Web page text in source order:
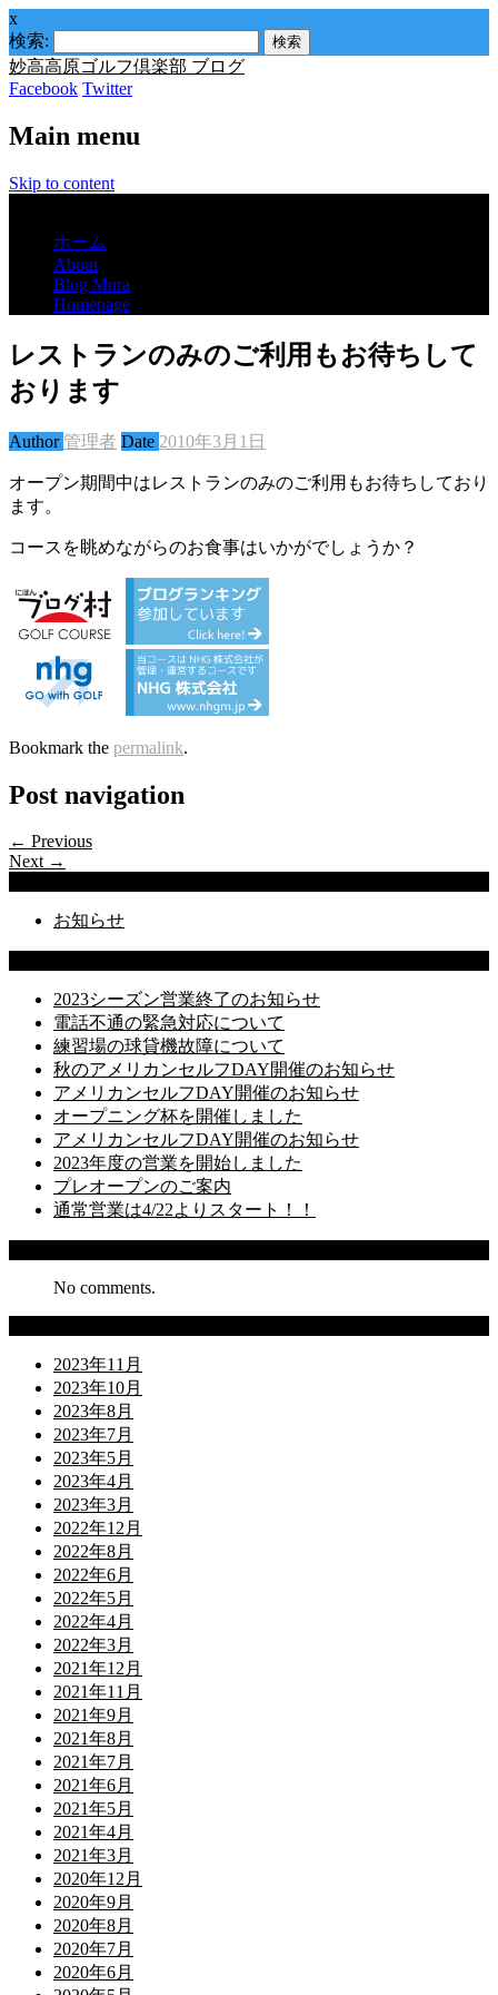
x
検索:
妙高高原ゴルフ倶楽部 ブログ
Facebook Twitter
Main menu
Skip to content
ホーム
About
Blog Mura
Homepage
レストランのみのご利用もお待ちして
おります
Author 管理者 Date 2010年3月1日
オープン期間中はレストランのみのご利用もお待ちしており
ます。
コースを眺めながらのお食事はいかがでしょうか？
Bookmark the permalink.
Post navigation
← Previous
Next →
お知らせ
2023シーズン営業終了のお知らせ
電話不通の緊急対応について
練習場の球貸機故障について
秋のアメリカンセルフDAY開催のお知らせ
アメリカンセルフDAY開催のお知らせ
オープニング杯を開催しました
アメリカンセルフDAY開催のお知らせ
2023年度の営業を開始しました
プレオープンのご案内
通常営業は4/22よりスタート！！
No comments.
2023年11月
2023年10月
2023年8月
2023年7月
2023年5月
2023年4月
2023年3月
2022年12月
2022年8月
2022年6月
2022年5月
2022年4月
2022年3月
2021年12月
2021年11月
2021年9月
2021年8月
2021年7月
2021年6月
2021年5月
2021年4月
2021年3月
2020年12月
2020年9月
2020年8月
2020年7月
2020年6月